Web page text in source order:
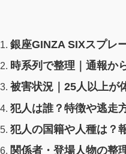
銀座GINZA SIXスプレ
時系列で整理｜通報か
被害状況｜25人以上が
犯人は誰？特徴や逃走
犯人の国籍や人種は？
関係者・登場人物の整